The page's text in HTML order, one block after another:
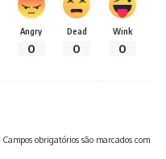
Angry
0
Dead
0
Wink
0
Campos obrigatórios são marcados com